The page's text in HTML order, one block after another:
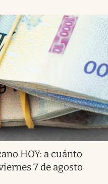
HOY: a cuánto
7 de agosto